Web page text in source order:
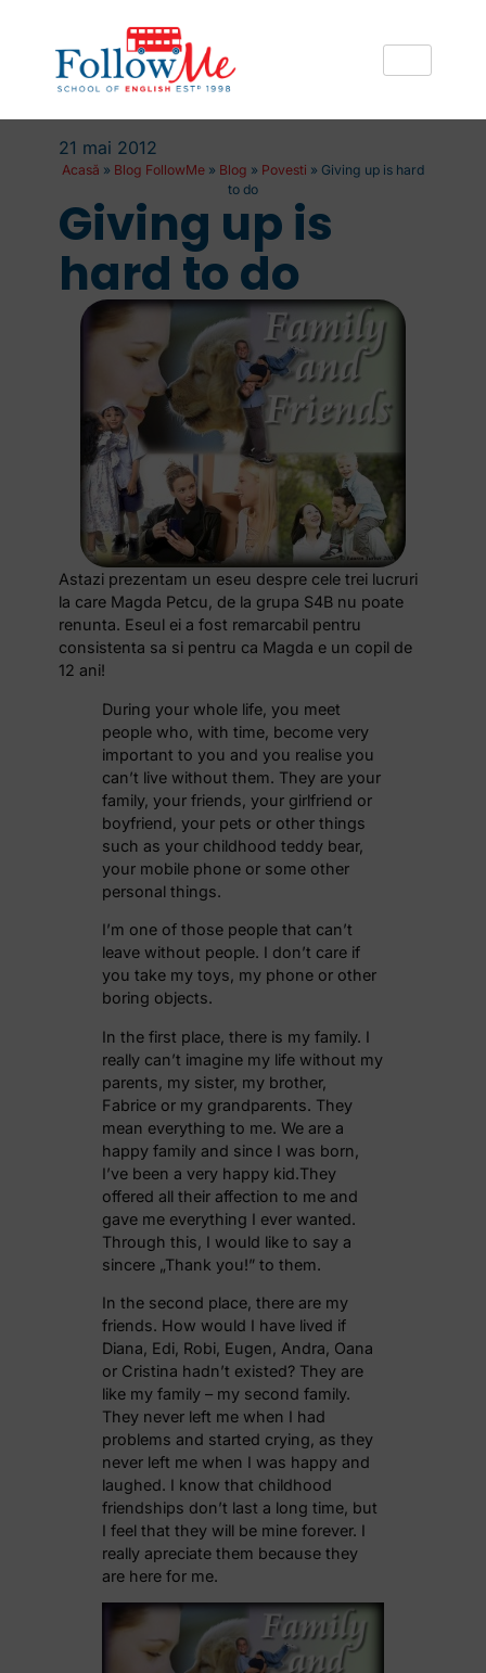
21 mai 2012
Acasă » Blog FollowMe» Blog » Povesti » Giving up is hard
to do
Giving up is
hard to do
Astazi prezentam un eseu despre cele trei lucruri
la care Magda Petcu, de la grupa S4B nu poate
renunta. Eseul ei a fost remarcabil pentru
consistenta sa si pentru ca Magda e un copil de
12 ani!
During your whole life, you meet
people who, with time, become very
important to you and you realise you
can’t live without them. They are your
family, your friends, your girlfriend or
boyfriend, your pets or other things
such as your childhood teddy bear,
your mobile phone or some other
personal things.
I’m one of those people that can’t
leave without people. I don’t care if
you take my toys, my phone or other
boring objects.
In the first place, there is my family. I
really can’t imagine my life without my
parents, my sister, my brother,
Fabrice or my grandparents. They
mean everything to me. We are a
happy family and since I was born,
I’ve been a very happy kid.They
offered all their affection to me and
gave me everything I ever wanted.
Through this, I would like to say a
sincere „Thank you!” to them.
In the second place, there are my
friends. How would I have lived if
Diana, Edi, Robi, Eugen, Andra, Oana
or Cristina hadn’t existed? They are
like my family – my second family.
They never left me when I had
problems and started crying, as they
never left me when I was happy and
laughed. I know that childhood
friendships don’t last a long time, but
I feel that they will be mine forever. I
really apreciate them because they
are here for me.